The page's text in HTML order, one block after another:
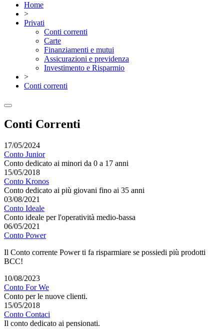
Home
>
Privati
Conti correnti
Carte
Finanziamenti e mutui
Assicurazioni e previdenza
Investimento e Risparmio
>
Conti correnti
Conti Correnti
17/05/2024
Conto Junior
Conto dedicato ai minori da 0 a 17 anni
15/05/2018
Conto Kronos
Conto dedicato ai più giovani fino ai 35 anni
03/08/2021
Conto Ideale
Conto ideale per l'operatività medio-bassa
06/05/2021
Conto Power
Il Conto corrente Power ti fa risparmiare se possiedi più prodotti
BCC!
10/08/2023
Conto For We
Conto per le nuove clienti.
15/05/2018
Conto Contaci
Il conto dedicato ai pensionati.